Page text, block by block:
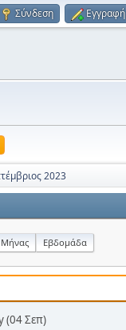
Σύνδεση Εγγραφή
2023
Μήνας Εβδομάδα
(04 Σεπ)